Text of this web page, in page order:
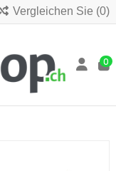
Vergleichen Sie (0)
0